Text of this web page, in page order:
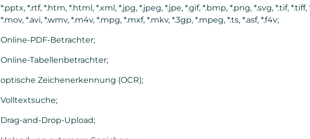
*.pptx, *.rtf, *.htm, *.html, *.xml, *.jpg, *.jpeg, *.jpe, *.gif, *.bmp, *.png, *.svg, *.tif,
*.mov, *.avi, *.wmv, *.m4v, *.mpg, *.mxf, *.mkv, *.3gp, *.mpeg, *.ts, *.asf, *.f4v;
Online-PDF-Betrachter;
Online-Tabellenbetrachter;
optische Zeichenerkennung (OCR);
Volltextsuche;
Drag-and-Drop-Upload;